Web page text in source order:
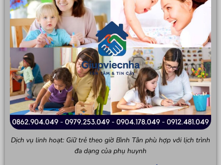
Dịch vụ linh hoạt: Giữ trẻ theo giờ Bình Tân phù hợp với lịch trình
đa dạng của phụ huynh